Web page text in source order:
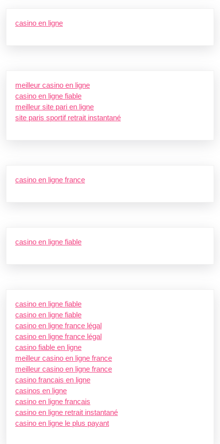
casino en ligne
meilleur casino en ligne
casino en ligne fiable
meilleur site pari en ligne
site paris sportif retrait instantané
casino en ligne france
casino en ligne fiable
casino en ligne fiable
casino en ligne fiable
casino en ligne france légal
casino en ligne france légal
casino fiable en ligne
meilleur casino en ligne france
meilleur casino en ligne france
casino francais en ligne
casinos en ligne
casino en ligne francais
casino en ligne retrait instantané
casino en ligne le plus payant